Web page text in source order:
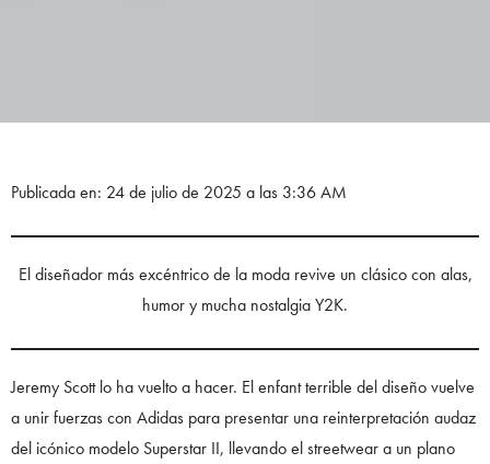
Publicada en: 24 de julio de 2025 a las 3:36 AM
El diseñador más excéntrico de la moda revive un clásico con alas,
humor y mucha nostalgia Y2K.
Jeremy Scott lo ha vuelto a hacer. El enfant terrible del diseño vuelve
a unir fuerzas con Adidas para presentar una reinterpretación audaz
del icónico modelo Superstar II, llevando el streetwear a un plano